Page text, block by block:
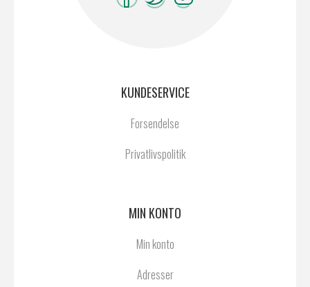
KUNDESERVICE
Forsendelse
Privatlivspolitik
MIN KONTO
Min konto
Adresser